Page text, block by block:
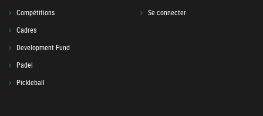
Compétitions
Cadres
Development Fund
Padel
Pickleball
Se connecter